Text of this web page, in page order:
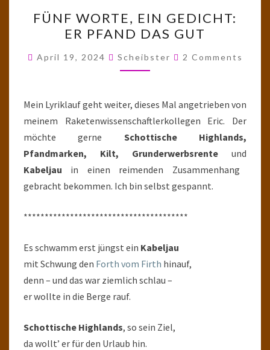
WORTE,
EIN
GEDICHT:
ER
DAS
GUT
FÜNF WORTE, EIN GEDICHT:
ER PFAND DAS GUT
April 19, 2024 Scheibster Comments
2 Comments
Mein Lyriklauf geht weiter, dieses Mal angetrieben von
meinem Raketenwissenschaftlerkollegen Eric. Der
möchte gerne Schottische Highlands,
Pfandmarken, Kilt, Grunderwerbsrente und
Kabeljau in einen reimenden Zusammenhang
gebracht bekommen. Ich bin selbst gespannt.
***************************************
Es schwamm erst jüngst ein Kabeljau
mit Schwung den Forth vom Firth hinauf,
denn – und das war ziemlich schlau –
er wollte in die Berge rauf.
Schottische Highlands, so sein Ziel,
da wollt’ er für den Urlaub hin.